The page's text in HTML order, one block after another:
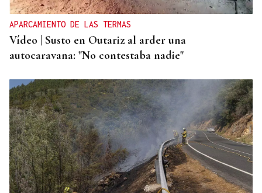
APARCAMIENTO DE LAS TERMAS
Vídeo | Susto en Outariz al arder una
autocaravana: "No contestaba nadie"